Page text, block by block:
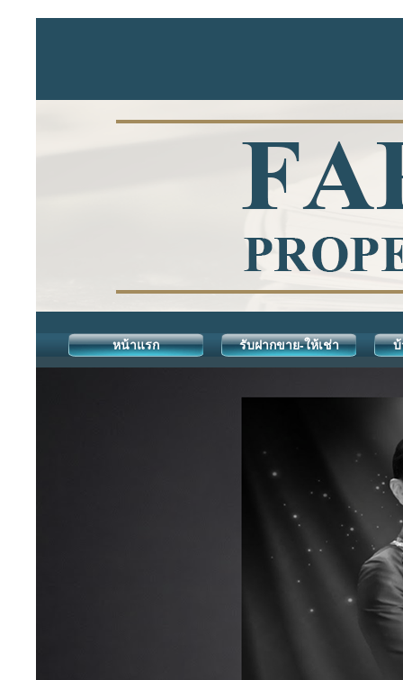
หน้าแรก รับฝากขาย-ให้เช่า บ้